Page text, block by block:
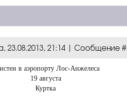
23.08.2013, 21:14 | Сообщение #
в аэропорту Лос-Анжелеса
19 августа
Куртка